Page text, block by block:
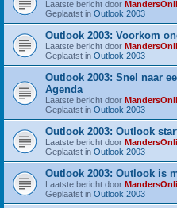
Laatste bericht door
Geplaatst in Outlook 2003
Outlook 2003: Voorkom
Laatste bericht door
Geplaatst in Outlook 2003
Outlook 2003: Snel naar
Agenda
Laatste bericht door
Geplaatst in Outlook 2003
Outlook 2003: Outlook
Laatste bericht door
Geplaatst in Outlook 2003
Outlook 2003: Outlook is
Laatste bericht door
Geplaatst in Outlook 2003